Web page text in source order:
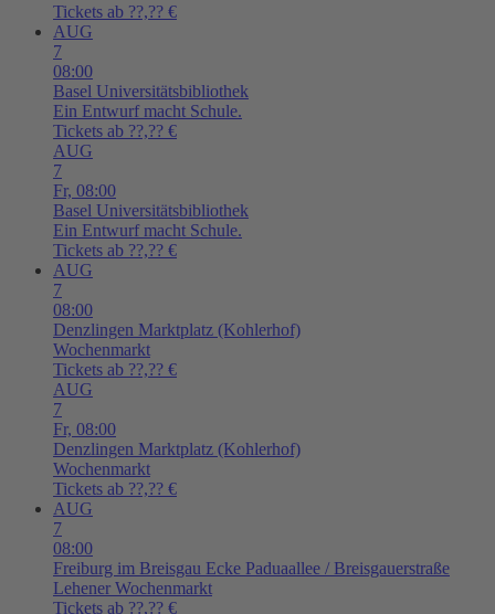
Tickets ab ??,?? €
AUG
7
08:00
Basel Universitätsbibliothek
Ein Entwurf macht Schule.
Tickets ab ??,?? €
AUG
7
Fr, 08:00
Basel Universitätsbibliothek
Ein Entwurf macht Schule.
Tickets ab ??,?? €
AUG
7
08:00
Denzlingen Marktplatz (Kohlerhof)
Wochenmarkt
Tickets ab ??,?? €
AUG
7
Fr, 08:00
Denzlingen Marktplatz (Kohlerhof)
Wochenmarkt
Tickets ab ??,?? €
AUG
7
08:00
Freiburg im Breisgau Ecke Paduaallee / Breisgauerstraße
Lehener Wochenmarkt
Tickets ab ??,?? €